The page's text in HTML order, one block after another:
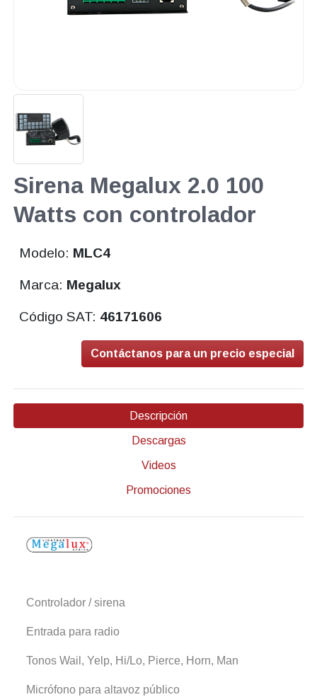
Sirena Megalux 2.0 100
Watts con controlador
Modelo: MLC4
Marca: Megalux
Código SAT: 46171606
Contáctanos para un precio especial
Descripción
Descargas
Videos
Promociones
Controlador / sirena
Entrada para radio
Tonos Wail, Yelp, Hi/Lo, Pierce, Horn, Man
Micrófono para altavoz público